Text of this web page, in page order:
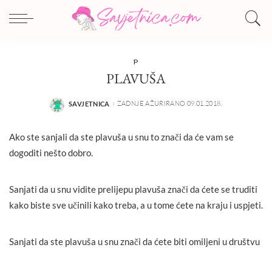
P
PLAVUŠA
POSTED
SAVJETNICA ZADNJE AŽURIRANO 09.01.2018.
Ako ste sanjali da ste plavuša u snu to znači da će vam se
dogoditi nešto dobro.
Sanjati da u snu vidite prelijepu plavuša znači da ćete se truditi
kako biste sve učinili kako treba, a u tome ćete na kraju i uspjeti.
Sanjati da ste plavuša u snu znači da ćete biti omiljeni u društvu